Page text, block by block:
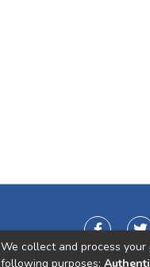
We collect and process
following purposes: